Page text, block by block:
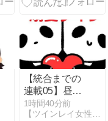
【統合までの
連載05】昼間
に会おう。彼
の決意と真顔
1時間40分前
【ツインレイ女性】依存から脱出するために必要なこと